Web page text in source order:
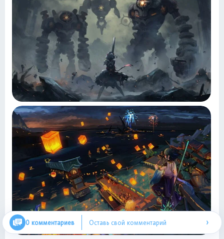
0 комментариев Оставь свой комментарий ›